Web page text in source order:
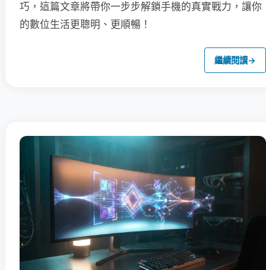
巧，這篇文章將帶你一步步解鎖手機的真實戰力，讓你
的數位生活更聰明、更順暢！
繼續閱讀→